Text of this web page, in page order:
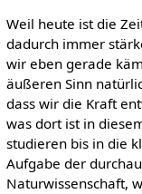
Weil heute ist die
dadurch immer
wir eben gerade
äußeren Sinn
dass wir die Kraft
was dort ist in
studieren bis in die
Aufgabe der
Naturwissenschaft,